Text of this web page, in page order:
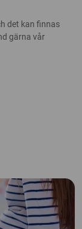
det kan finnas
gärna vår